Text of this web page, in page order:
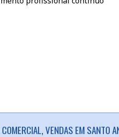
VENDAS EM SANTO